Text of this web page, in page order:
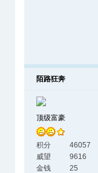
陌路狂奔
顶级富豪
积分
46057
威望
9616
金钱
25